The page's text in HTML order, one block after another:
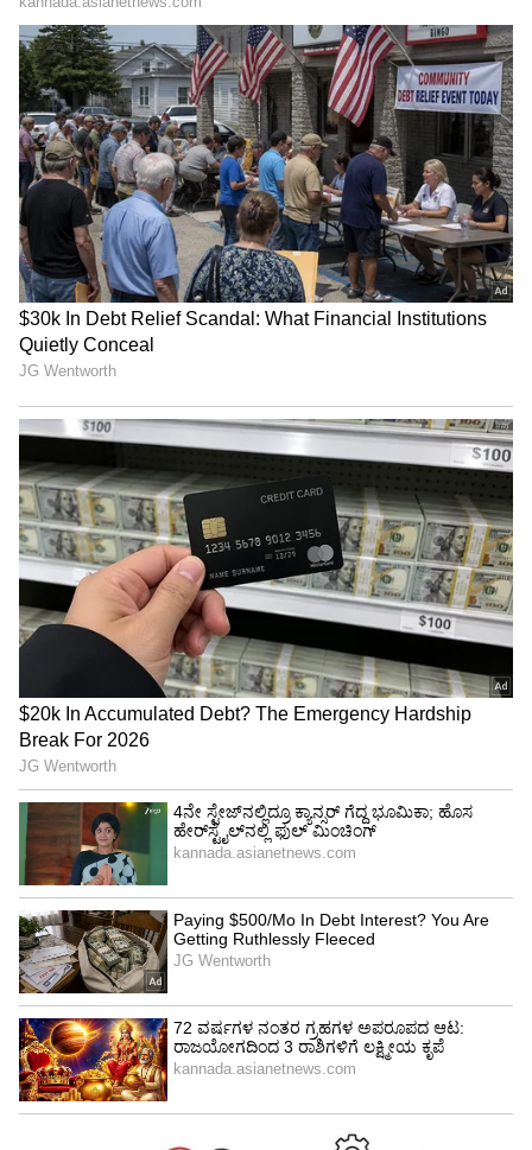
ಶಬರಿಮಲೆ, ಕೇರಳ :ಭಾರತದ ಕೇರಳದ ಶಬರಿಮಲೆ
ದೇವಸ್ಥಾನದಲ್ಲಿ ಮಹಿಳೆಯರ ಪ್ರವೇಶವನ್ನು ಸಹ
ನಿಷೇಧಿಸಲಾಗಿದೆ. ಈ ಬಗ್ಗೆಯೂ ಚರ್ಚೆ ನಡೆಯುತ್ತಿದೆ. 10 ರಿಂದ
50 ವರ್ಷದೊಳಗಿನ ಮಹಿಳೆಯರು ಈ ದೇವಸ್ಥಾನಕ್ಕೆ
ಪ್ರವೇಶಿಸುವಂತಿಲ್ಲ. ದೇವಸ್ಥಾನದ ದೇವರು
ಬ್ರಹ್ಮಚಾರಿಯಾಗಿರುವುದು ಮಹಿಳೆಯರ ನಿಷೇಧಕ್ಕೆ ಪ್ರಮುಖ
ಕಾರಣ.
ಬರ್ಸಾನಾದಲ್ಲಿ ಸಂಭ್ರಮದ ಲಾತ್ಮಾರ್ ಹೋಳಿ… ರಾಧಾ-
ಕೃಷ್ಣರನ್ನು ನೆನಪಿಸುವ ಹಬ್ಬವಿದು
ಓಕಿನೋಶಿಮಾ ದ್ವೀಪ, ಜಪಾನ್ :
ಜಪಾನ್‌ನ ಪವಿತ್ರ ದ್ವೀಪವಾಗಿದೆ. ಇದನ್ನು UNESCO ವಿಶ್ವ
ಪರಂಪರೆಯಲ್ಲೂ ಸೇರಿಸಿದೆ. ಶಿಂಟೋ ಸಂಪ್ರದಾಯದ ಕಾರಣ
ಮಹಿಳೆಯರು ಇಲ್ಲಿಗೆ ಬರುವಂತಿಲ್ಲ. ಶಿಂಟೋ ಸಂಪ್ರದಾಯವು
ಬೌದ್ಧಧರ್ಮ, ಕನ್ಫ್ಯೂಷಿಯನಿಸಂ, ಟಾವೊ ತತ್ತ್ವ ಮತ್ತು
ಚೀನಾದ ಸಂಯೋಜನೆಯಾಗಿದೆ.
ಶೇ.50 ರಿಂದ ಶೇ.18 ಕ್ಕೆ TAX ಇಳಿಕೆ: ಮೋದಿ-
ಟ್ರಂಪ್ ಐತಿಹಾಸಿಕ ಒಪ್ಪಂದ | India US
Trade Deal | Party Rounds